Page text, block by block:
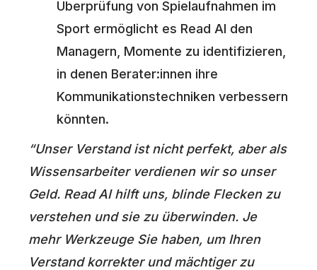
Überprüfung von Spielaufnahmen im
Sport ermöglicht es Read AI den
Managern, Momente zu identifizieren,
in denen Berater:innen ihre
Kommunikationstechniken verbessern
könnten.
“Unser Verstand ist nicht perfekt, aber als
Wissensarbeiter verdienen wir so unser
Geld. Read AI hilft uns, blinde Flecken zu
verstehen und sie zu überwinden. Je
mehr Werkzeuge Sie haben, um Ihren
Verstand korrekter und mächtiger zu